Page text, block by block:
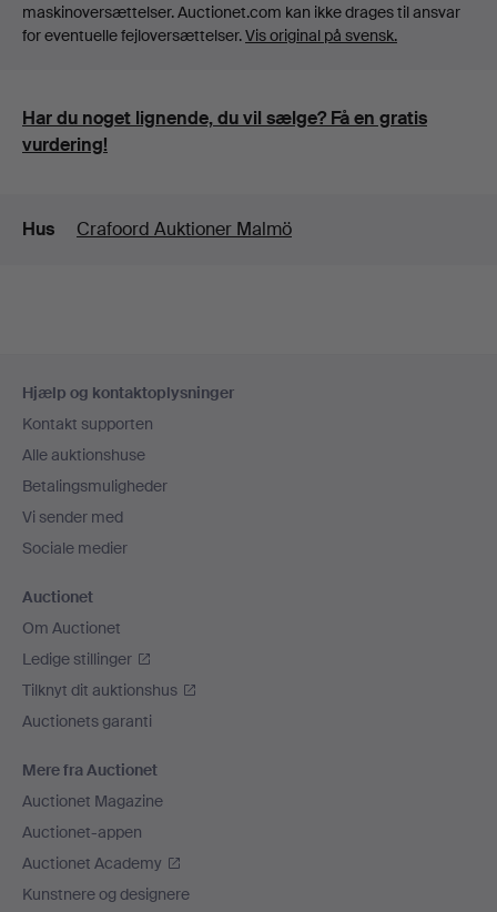
maskinoversættelser. Auctionet.com kan ikke drages til ansvar
for eventuelle fejloversættelser.Vis original på svensk.
Har du noget lignende, du vil sælge? Få en gratis
vurdering!
Detaljer
Hus Crafoord Auktioner Malmö
Hjælp og kontaktoplysninger
Kontakt supporten
Alle auktionshuse
Betalingsmuligheder
Vi sender med
Sociale medier
Auctionet
Om Auctionet
Ledige stillinger
Tilknyt dit auktionshus
Auctionets garanti
Mere fra Auctionet
Auctionet Magazine
Auctionet-appen
Auctionet Academy
Kunstnere og designere